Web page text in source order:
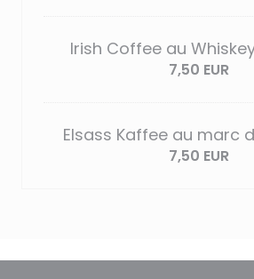
Irish Coffee au
7,50 EUR
Elsass Kaffee au marc
7,50 EUR